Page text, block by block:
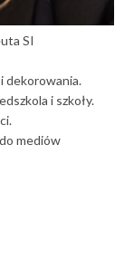
SI
dekorowania.
i szkoły.
mediów